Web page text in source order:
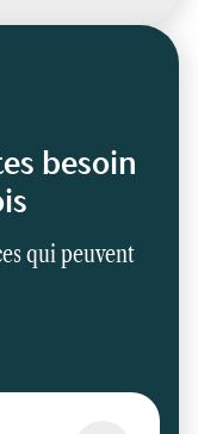
besoin
qui peuvent